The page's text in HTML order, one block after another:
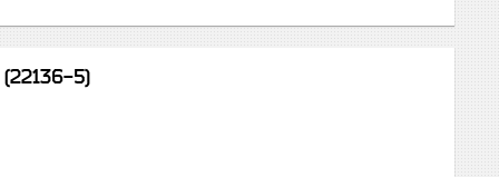
5)